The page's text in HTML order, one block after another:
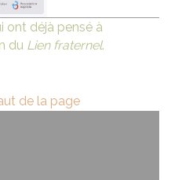
ont déjà pensé à
du Lien fraternel.
de la page